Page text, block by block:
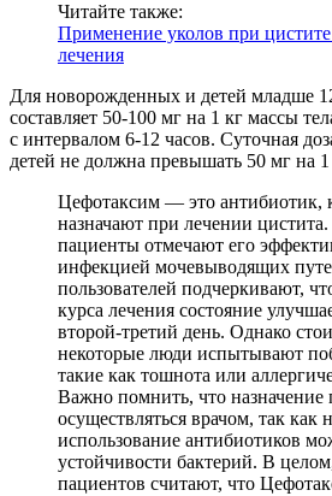
Читайте также:
Применение уколов при
лечения
Для новорожденных и детей младше
составляет 50-100 мг на 1 кг массы
с интервалом 6-12 часов. Суточная
детей не должна превышать 50 мг на 1
Цефотаксим — это антибиотик,
назначают при лечении
пациенты отмечают его
инфекцией мочевыводящих
пользователей подчеркивают,
курса лечения состояние
второй-третий день. Однако
некоторые люди испытывают
такие как тошнота или
Важно помнить, что назначение
осуществляться врачом, так как
использование антибиотиков
устойчивости бактерий. В
пациентов считают, что